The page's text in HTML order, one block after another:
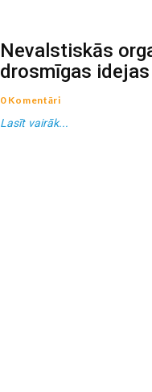
Nevalstiskās
drosmīgas idejas
0 Komentāri
Lasīt vairāk...